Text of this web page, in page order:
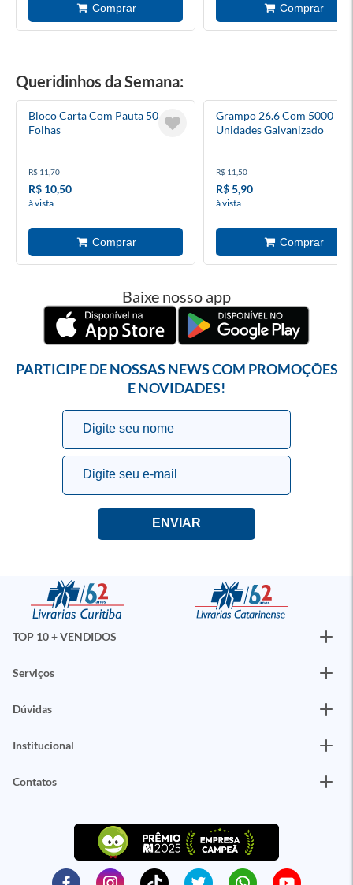
Queridinhos da Semana:
Bloco Carta Com Pauta 50
Folhas
R$ 11,70
R$ 10,50
à vista
Grampo 26.6 Com 5000
Unidades Galvanizado
R$ 11,50
R$ 5,90
à vista
Baixe nosso app
PARTICIPE DE NOSSAS NEWS COM PROMOÇÕES
E NOVIDADES!
TOP 10 + VENDIDOS
Serviços
Dúvidas
Institucional
Contatos